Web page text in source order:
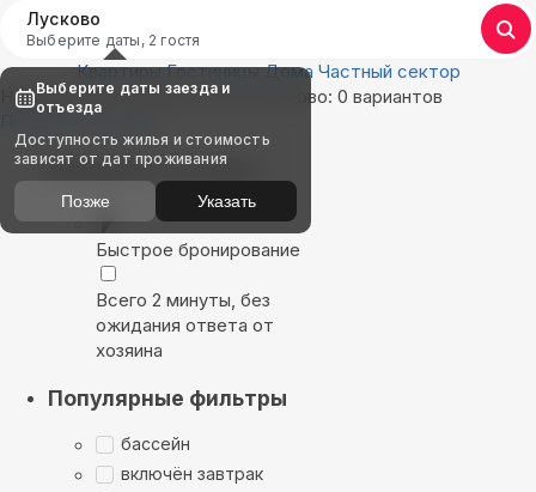
Лусково
Выберите даты, 2 гостя
Квартиры Гостиницы Дома Частный сектор
Найдём, где остановиться в Лусково: 0 вариантов
Показать на карте
Выбирайте лучшее
Быстрое бронирование
Всего 2 минуты, без
ожидания ответа от
хозяина
Популярные фильтры
бассейн
включён завтрак
Выберите даты заезда и
отъезда
Доступность жилья и стоимость
зависят от дат проживания
Позже Указать